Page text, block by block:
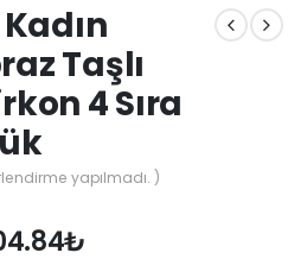
Taşlı
4 Sıra
yapılmadı. )
₺